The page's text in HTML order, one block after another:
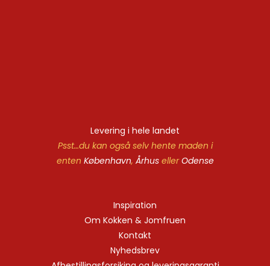
Levering i hele landet
Psst…du kan også selv hente maden i
enten København, ÅrhusellerOdense
Inspiration
Om Kokken & Jomfruen
Kontakt
Nyhedsbrev